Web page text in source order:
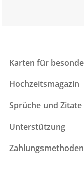
Karten für
Hochzeitsmagazin
Sprüche und Zitate
Unterstützung
Zahlungsmethoden